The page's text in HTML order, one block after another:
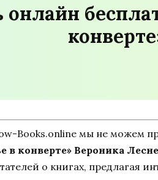
онлайн
Books.online мы не можем
в конверте» Вероника
о книгах, предлагая